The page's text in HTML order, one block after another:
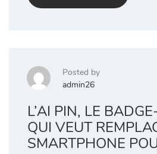
Posted by
admin26
L’AI PIN, LE
QUI VEUT
SMARTPHONE